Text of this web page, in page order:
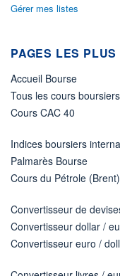
DIVIDENDE
Non éligible
Gérer mes listes
PAGES LES
Accueil Bourse
Tous les cours boursiers
Cours CAC 40
Indices boursiers
Palmarès Bourse
Cours du Pétrole (Brent)
Convertisseur de
Convertisseur dollar /
Convertisseur euro /